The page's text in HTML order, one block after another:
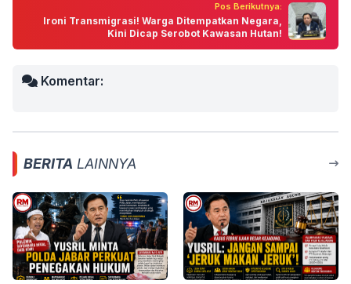
Pos Berikutnya:
Ironi Transmigrasi! Warga Ditempatkan Negara,
Kini Dicap Serobot Kawasan Hutan!
Komentar:
BERITA LAINNYA